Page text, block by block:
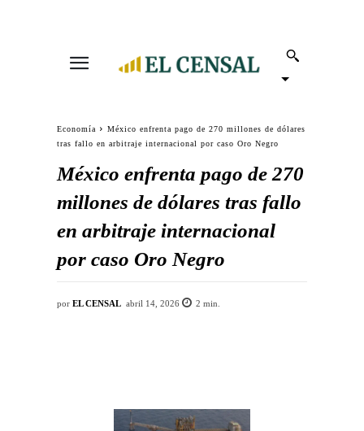
Economía
México enfrenta pago de 270 millones de dólares
tras fallo en arbitraje internacional por caso Oro Negro
México enfrenta pago de 270
millones de dólares tras fallo
en arbitraje internacional
por caso Oro Negro
por EL CENSAL abril 14, 2026 2 min.